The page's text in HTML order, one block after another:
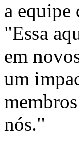
a
"Essa
em
um
nós."